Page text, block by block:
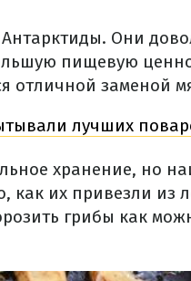
Антарктиды. Они
пищевую
отличной заменой
лучших
хранение, но
, как их привезли из
грибы как